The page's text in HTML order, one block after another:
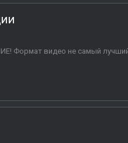
Формат видео не самый